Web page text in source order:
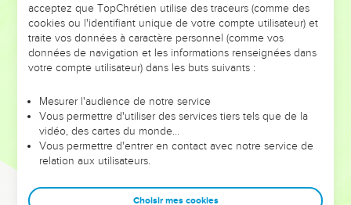
DE L’ANNÉE !
ET SI LEURS ERREURS POUVAIENT VOUS ÉVITER LES
VOTRES ?
leur foi ou leur vision. Mais on voit moins les doutes, les erreurs
et les saisons difficiles qu'ils ont traversés, alors même que ce
sont elles qui les ont façonnés.
Dans cette conférence, leaders, entrepreneurs, et responsables
clés pour avancer avec plus de sagesse afin que leurs erreurs
acceptez que TopChrétien utilise des traceurs (comme des
cookies ou l'identifiant unique de votre compte utilisateur) et
traite vos données à caractère personnel (comme vos
données de navigation et les informations renseignées dans
votre compte utilisateur) dans les buts suivants :
Mesurer l'audience de notre service
Vous permettre d'utiliser des services tiers tels que de la
vidéo, des cartes du monde…
Vous permettre d'entrer en contact avec notre service de
relation aux utilisateurs.
Choisir mes cookies